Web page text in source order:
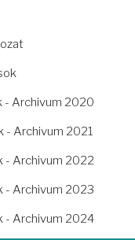
- Archivum 2020
- Archivum 2021
- Archivum 2022
- Archivum 2023
- Archivum 2024